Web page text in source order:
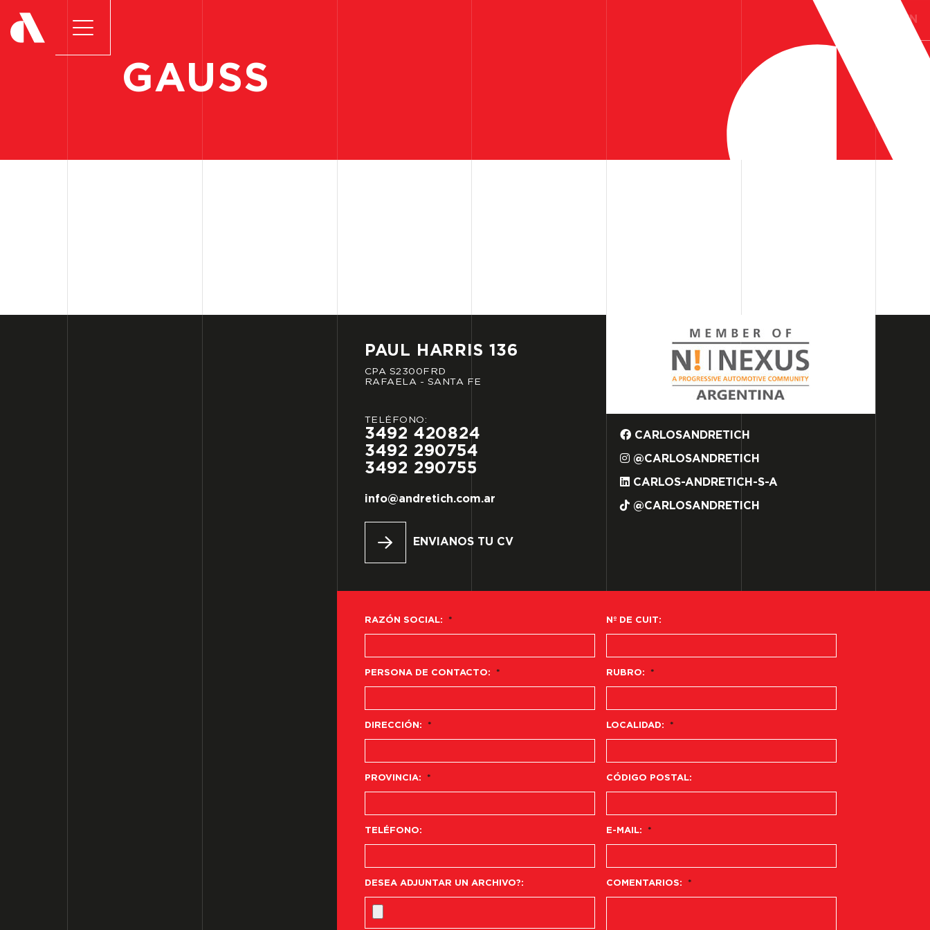
EN
GAUSS
PAUL HARRIS 136
CPA S2300FRD
RAFAELA - SANTA FE
TELÉFONO:
3492 420824
3492 290754
3492 290755
info@andretich.com.ar
ENVIANOS TU CV
CARLOSANDRETICH
@CARLOSANDRETICH
CARLOS-ANDRETICH-S-A
@CARLOSANDRETICH
RAZÓN SOCIAL: * Nº DE CUIT:
PERSONA DE CONTACTO: * RUBRO: *
DIRECCIÓN: * LOCALIDAD: *
PROVINCIA: * CÓDIGO POSTAL:
TELÉFONO: E-MAIL: *
DESEA ADJUNTAR UN ARCHIVO?: COMENTARIOS: *